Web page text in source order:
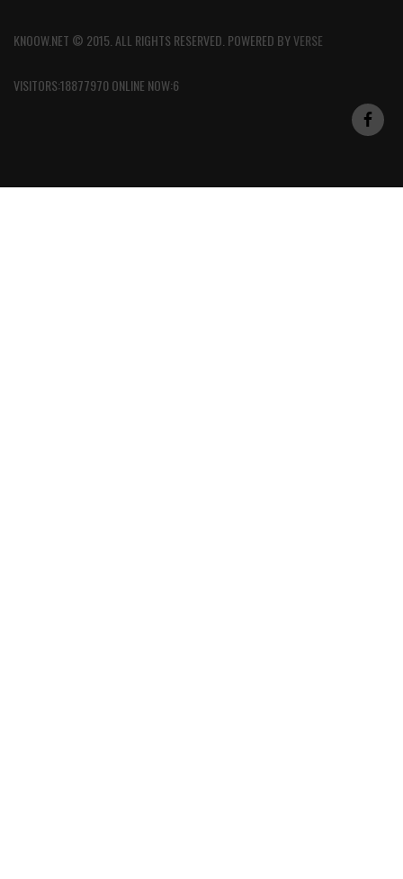
KNOOW.NET © 2015. ALL RIGHTS RESERVED. POWERED BYVERSE
VISITORS:18877970 ONLINE NOW:6